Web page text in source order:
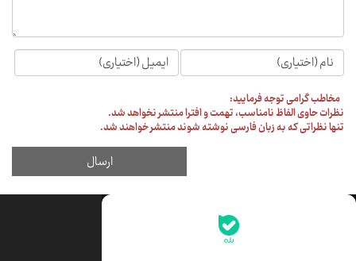
جدیدترین قیمت‌ها